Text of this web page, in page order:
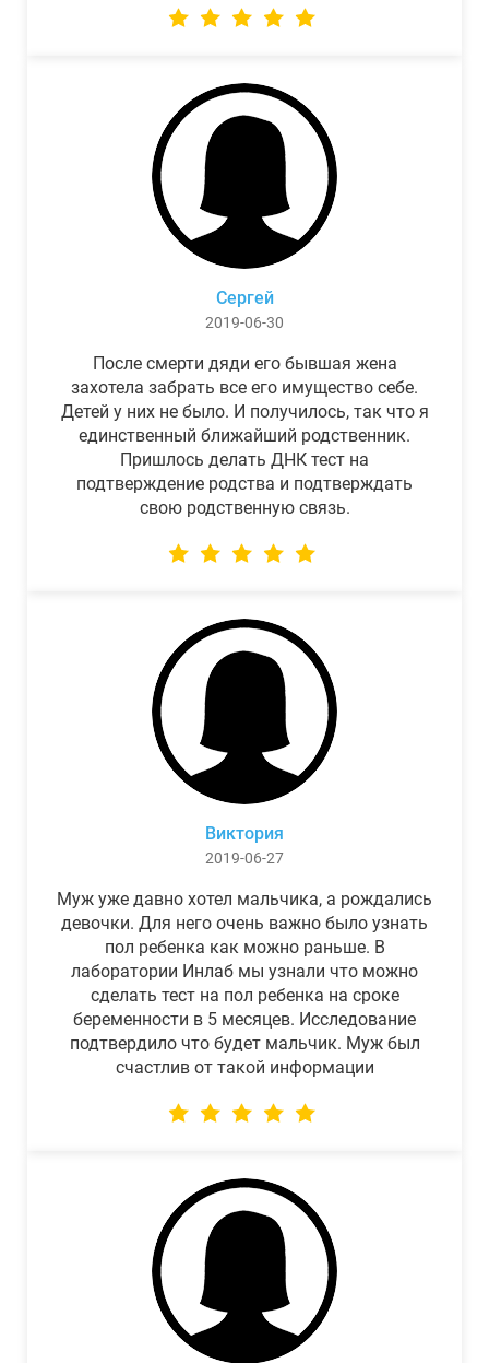
Сергей
2019-06-30
После смерти дяди его бывшая жена
захотела забрать все его имущество себе.
Детей у них не было. И получилось, так что я
единственный ближайший родственник.
Пришлось делать ДНК тест на
подтверждение родства и подтверждать
свою родственную связь.
Виктория
2019-06-27
Муж уже давно хотел мальчика, а рождались
девочки. Для него очень важно было узнать
пол ребенка как можно раньше. В
лаборатории Инлаб мы узнали что можно
сделать тест на пол ребенка на сроке
беременности в 5 месяцев. Исследование
подтвердило что будет мальчик. Муж был
счастлив от такой информации